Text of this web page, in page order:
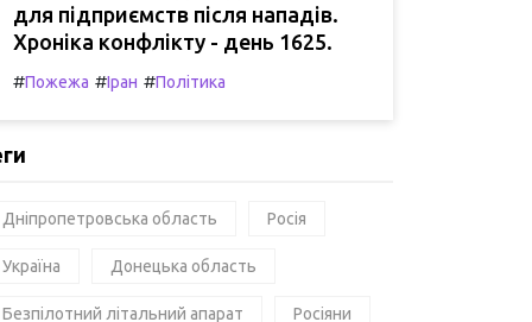
для підприємств після нападів.
Хроніка конфлікту - день 1625.
#Пожежа #Іран #Політика
Дніпропетровська область Росія
Україна Донецька область
Безпілотний літальний апарат Росіяни